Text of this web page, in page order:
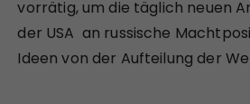
vorrätig, um die täglich neuen
der USA an russische
Ideen von der Aufteilung der